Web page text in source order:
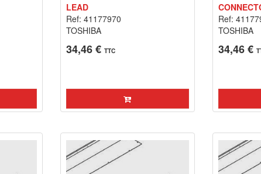
LEAD
Ref: 41177970
TOSHIBA
34,46 € TTC
Ref:
TOSHIBA
34,46 €